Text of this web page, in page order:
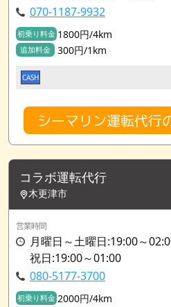
070-1187-9932
初乗り料金 1800円/4km
追加料金 300円/1km
CASH
シーマリン運転代行
コラボ運転代行
木更津市
営業時間
月曜日～土曜日:19:00～
祝日:19:00～01:00
080-5177-3700
初乗り料金 2000円/4km